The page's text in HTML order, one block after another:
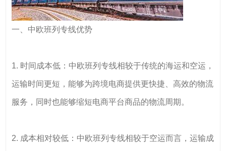
一、中欧班列专线优势
1. 时间成本低：中欧班列专线相较于传统的海运和空运，
运输时间更短，能够为跨境电商提供更快捷、高效的物流
服务，同时也能够缩短电商平台商品的物流周期。
2. 成本相对较低：中欧班列专线相较于空运而言，运输成